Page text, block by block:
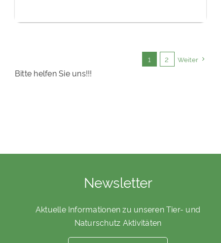
1 2 Weiter
Bitte helfen Sie uns!!!
Newsletter
Aktuelle Informationen zu unseren Tier- und
Naturschutz Aktivitäten